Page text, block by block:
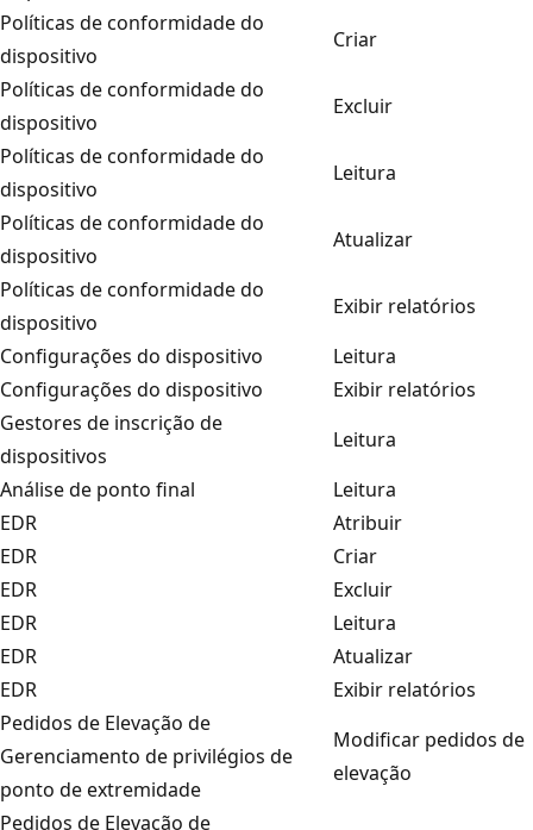
Políticas de conformidade do
dispositivo
Criar
Políticas de conformidade do
dispositivo
Excluir
Políticas de conformidade do
dispositivo
Leitura
Políticas de conformidade do
dispositivo
Atualizar
Políticas de conformidade do
dispositivo
Exibir relatórios
Configurações do dispositivo
Leitura
Configurações do dispositivo
Exibir relatórios
Gestores de inscrição de
dispositivos
Leitura
Análise de ponto final
Leitura
EDR
Atribuir
EDR
Criar
EDR
Excluir
EDR
Leitura
EDR
Atualizar
EDR
Exibir relatórios
Pedidos de Elevação de
Gerenciamento de privilégios de
ponto de extremidade
Modificar pedidos de
elevação
Pedidos de Elevação de